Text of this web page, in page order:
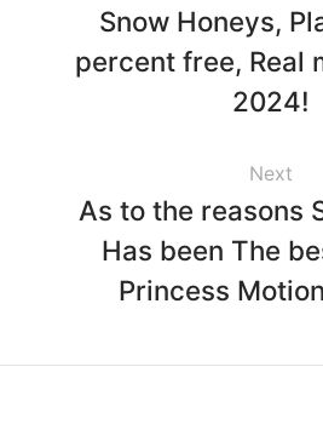
Snow Honeys,
percent free, Real
2024!
Next
As to the reasons
Has been The
Princess